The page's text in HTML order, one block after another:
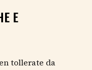
E
tollerate da